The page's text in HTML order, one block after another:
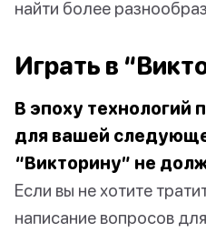
найти более
Играть в
В эпоху технологий
для вашей
“Викторину” не
Если вы не хотите
написание вопросов